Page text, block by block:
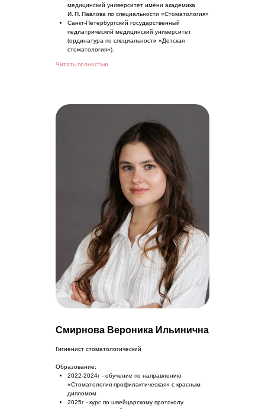
медицинский университет имени академика
И. П. Павлова по специальности «Стоматология»
Санкт-Петербургский государственный
педиатрический медицинский университет
(ординатура по специальности «Детская
стоматология»).
Читать полностью
Смирнова Вероника Ильинична
Гигиенист стоматологический
Образование:
2022-2024г - обучение по направлению
«Стоматология профилактическая» с красным
дипломом
2025г - курс по швейцарскому протоколу